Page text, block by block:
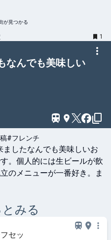
が見つかる
1
なんでも美味しい
#フレンチ
ましたなんでも美味しいお
。個人的には生ビールが飲
のメニューが一番好き。ま
みる
セッ